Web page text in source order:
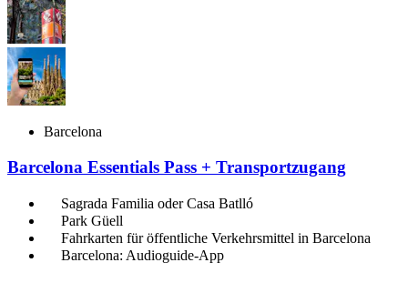
Barcelona
Barcelona Essentials Pass + Transportzugang
Sagrada Familia oder Casa Batlló
Park Güell
Fahrkarten für öffentliche Verkehrsmittel in Barcelona
Barcelona: Audioguide-App